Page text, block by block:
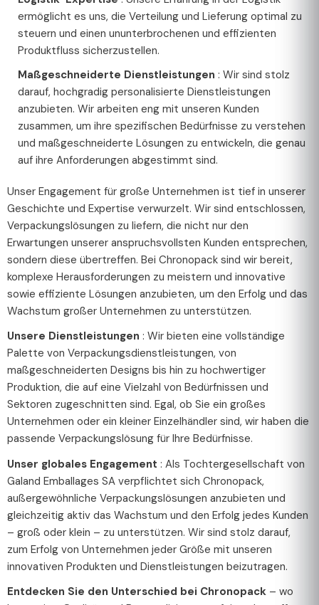
ermöglicht es uns, die Verteilung und Lieferung optimal zu
steuern und einen ununterbrochenen und effizienten
Produktfluss sicherzustellen.
Maßgeschneiderte Dienstleistungen : Wir sind stolz
darauf, hochgradig personalisierte Dienstleistungen
anzubieten. Wir arbeiten eng mit unseren Kunden
zusammen, um ihre spezifischen Bedürfnisse zu verstehen
und maßgeschneiderte Lösungen zu entwickeln, die genau
auf ihre Anforderungen abgestimmt sind.
Unser Engagement für große Unternehmen ist tief in unserer
Geschichte und Expertise verwurzelt. Wir sind entschlossen,
Verpackungslösungen zu liefern, die nicht nur den
Erwartungen unserer anspruchsvollsten Kunden entsprechen,
sondern diese übertreffen. Bei Chronopack sind wir bereit,
komplexe Herausforderungen zu meistern und innovative
sowie effiziente Lösungen anzubieten, um den Erfolg und das
Wachstum großer Unternehmen zu unterstützen.
Unsere Dienstleistungen : Wir bieten eine vollständige
Palette von Verpackungsdienstleistungen, von
maßgeschneiderten Designs bis hin zu hochwertiger
Produktion, die auf eine Vielzahl von Bedürfnissen und
Sektoren zugeschnitten sind. Egal, ob Sie ein großes
Unternehmen oder ein kleiner Einzelhändler sind, wir haben die
passende Verpackungslösung für Ihre Bedürfnisse.
Unser globales Engagement : Als Tochtergesellschaft von
Galand Emballages SA verpflichtet sich Chronopack,
außergewöhnliche Verpackungslösungen anzubieten und
gleichzeitig aktiv das Wachstum und den Erfolg jedes Kunden
– groß oder klein – zu unterstützen. Wir sind stolz darauf,
zum Erfolg von Unternehmen jeder Größe mit unseren
innovativen Produkten und Dienstleistungen beizutragen.
Entdecken Sie den Unterschied bei Chronopack – wo